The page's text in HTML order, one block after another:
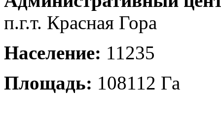
п.г.т. Красная Гора
Население: 11235
Площадь: 108112 Га